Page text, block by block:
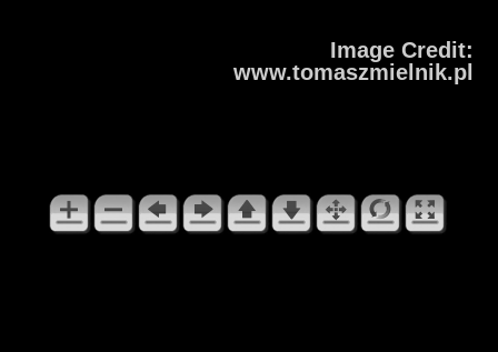
Image Credit:
www.tomaszmielnik.pl